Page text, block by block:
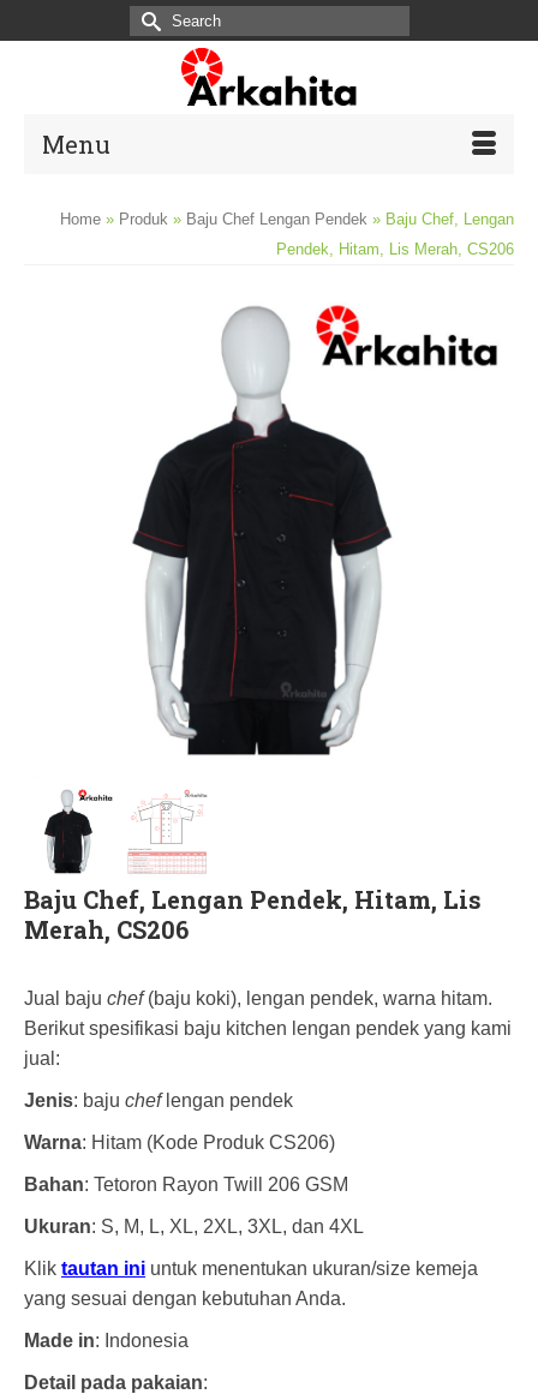
Search
Menu
Home » Produk » Baju Chef Lengan Pendek » Baju Chef, Lengan
Pendek, Hitam, Lis Merah, CS206
Baju Chef, Lengan Pendek, Hitam, Lis
Merah, CS206
Jual baju chef(baju koki), lengan pendek, warna hitam.
Berikut spesifikasi baju kitchen lengan pendek yang kami
jual:
Jenis: baju cheflengan pendek
Warna: Hitam (Kode Produk CS206)
Bahan: Tetoron Rayon Twill 206 GSM
Ukuran: S, M, L, XL, 2XL, 3XL, dan 4XL
Klik tautan ini untuk menentukan ukuran/size kemeja
yang sesuai dengan kebutuhan Anda.
Made in: Indonesia
Detail pada pakaian: